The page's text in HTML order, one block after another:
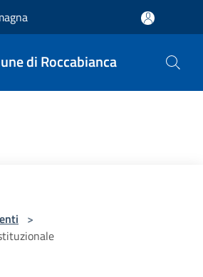
di Roccabianca
>